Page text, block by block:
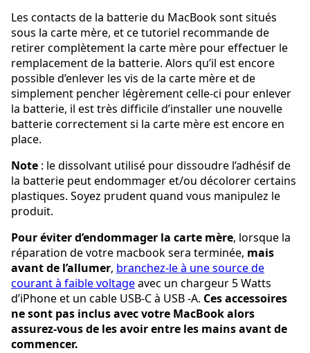
Les contacts de la batterie du MacBook sont situés
sous la carte mère, et ce tutoriel recommande de
retirer complètement la carte mère pour effectuer le
remplacement de la batterie. Alors qu’il est encore
possible d’enlever les vis de la carte mère et de
simplement pencher légèrement celle-ci pour enlever
la batterie, il est très difficile d’installer une nouvelle
batterie correctement si la carte mère est encore en
place.
Note : le dissolvant utilisé pour dissoudre l’adhésif de
la batterie peut endommager et/ou décolorer certains
plastiques. Soyez prudent quand vous manipulez le
produit.
Pour éviter d’endommager la carte mère, lorsque la
réparation de votre macbook sera terminée, mais
avant de l’allumer, branchez-le à une source de
courant à faible voltageavec un chargeur 5 Watts
d’iPhone et un cable USB-C à USB -A. Ces accessoires
ne sont pas inclus avec votre MacBook alors
assurez-vous de les avoir entre les mains avant de
commencer.